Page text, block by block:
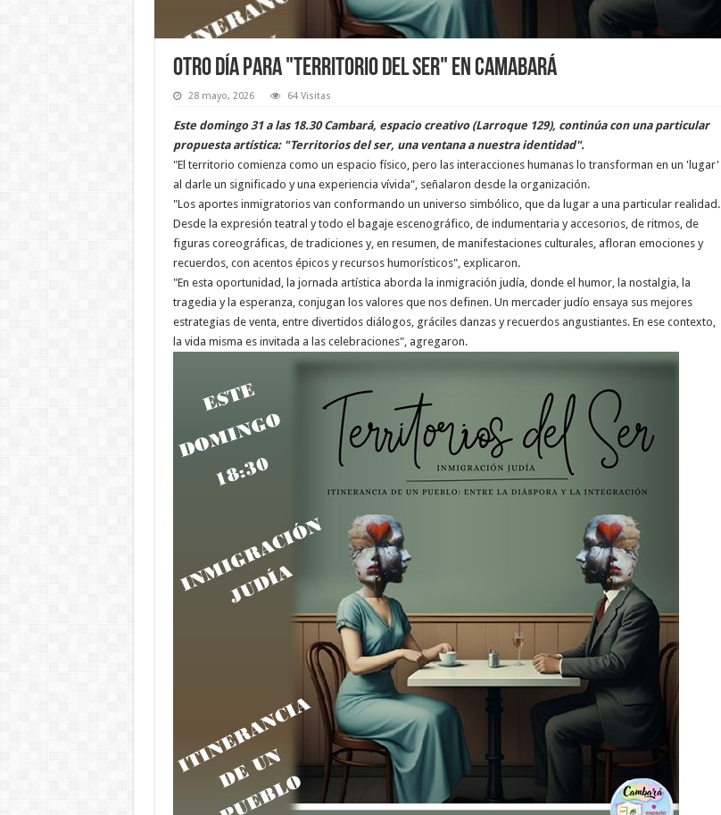
Otro día para "Territorio del ser" en Camabará
28 mayo, 2026 64 Visitas
Este domingo 31 a las 18.30 Cambará, espacio creativo (Larroque 129), continúa con una particular
propuesta artística: "Territorios del ser, una ventana a nuestra identidad".
"El territorio comienza como un espacio físico, pero las interacciones humanas lo transforman en un 'lugar'
al darle un significado y una experiencia vívida", señalaron desde la organización.
"Los aportes inmigratorios van conformando un universo simbólico, que da lugar a una particular realidad.
Desde la expresión teatral y todo el bagaje escenográfico, de indumentaria y accesorios, de ritmos, de
figuras coreográficas, de tradiciones y, en resumen, de manifestaciones culturales, afloran emociones y
recuerdos, con acentos épicos y recursos humorísticos", explicaron.
"En esta oportunidad, la jornada artística aborda la inmigración judía, donde el humor, la nostalgia, la
tragedia y la esperanza, conjugan los valores que nos definen. Un mercader judío ensaya sus mejores
estrategias de venta, entre divertidos diálogos, gráciles danzas y recuerdos angustiantes. En ese contexto,
la vida misma es invitada a las celebraciones", agregaron.